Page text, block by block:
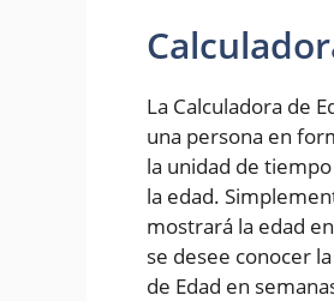
La Calculadora de
una persona en
la unidad de
la edad.
mostrará la edad
se desee conocer
de Edad en